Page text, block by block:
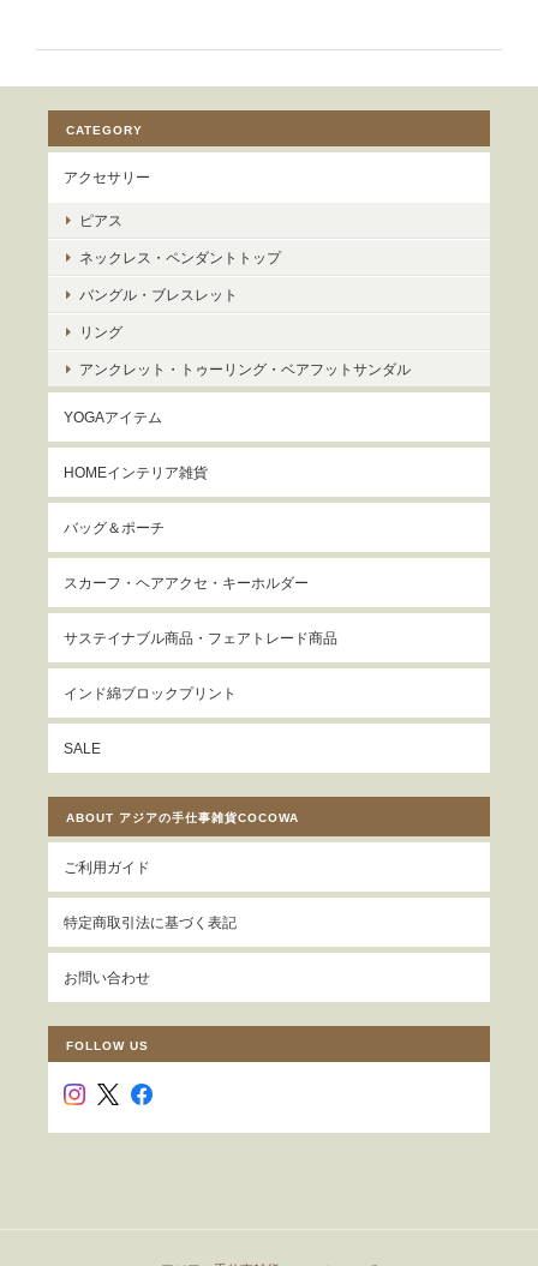
CATEGORY
アクセサリー
ピアス
ネックレス・ペンダントトップ
バングル・ブレスレット
リング
アンクレット・トゥーリング・ベアフットサンダル
YOGAアイテム
HOMEインテリア雑貨
バッグ＆ポーチ
スカーフ・ヘアアクセ・キーホルダー
サステイナブル商品・フェアトレード商品
インド綿ブロックプリント
SALE
ABOUT アジアの手仕事雑貨COCOWA
ご利用ガイド
特定商取引法に基づく表記
お問い合わせ
FOLLOW US